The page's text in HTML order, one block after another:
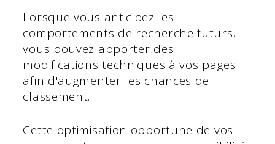
Lorsque vous anticipez les
comportements de recherche futurs,
vous pouvez apporter des
modifications techniques à vos pages
afin d'augmenter les chances de
classement.
Cette optimisation opportune de vos